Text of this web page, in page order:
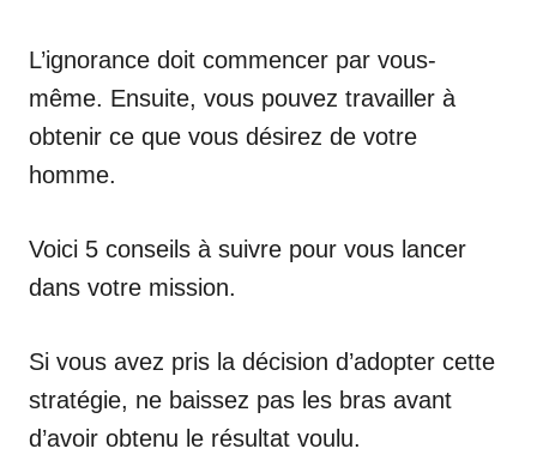
L’ignorance doit commencer par vous-
même. Ensuite, vous pouvez travailler à
obtenir ce que vous désirez de votre
homme.
Voici 5 conseils à suivre pour vous lancer
dans votre mission.
Si vous avez pris la décision d’adopter cette
stratégie, ne baissez pas les bras avant
d’avoir obtenu le résultat voulu.